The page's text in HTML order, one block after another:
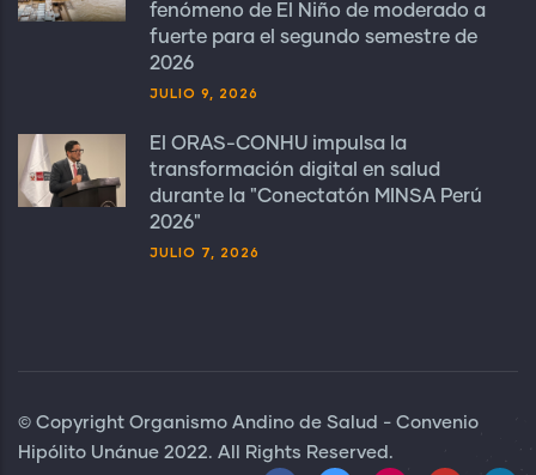
fenómeno de El Niño de moderado a
fuerte para el segundo semestre de
2026
JULIO 9, 2026
El ORAS-CONHU impulsa la
transformación digital en salud
durante la "Conectatón MINSA Perú
2026"
JULIO 7, 2026
© Copyright Organismo Andino de Salud - Convenio
Hipólito Unánue 2022. All Rights Reserved.